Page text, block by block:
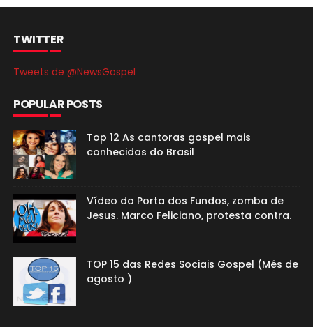
TWITTER
Tweets de @NewsGospel
POPULAR POSTS
Top 12 As cantoras gospel mais
conhecidas do Brasil
Vídeo do Porta dos Fundos, zomba de
Jesus. Marco Feliciano, protesta contra.
TOP 15 das Redes Sociais Gospel (Mês de
agosto )